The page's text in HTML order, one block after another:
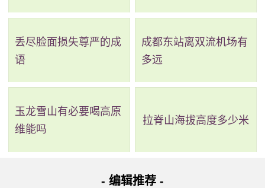
境，具有很高的生存能力。
丢尽脸面损失尊严的成
语
成都东站离双流机场有
多远
玉龙雪山有必要喝高原
维能吗
拉脊山海拔高度多少米
- 编辑推荐 -